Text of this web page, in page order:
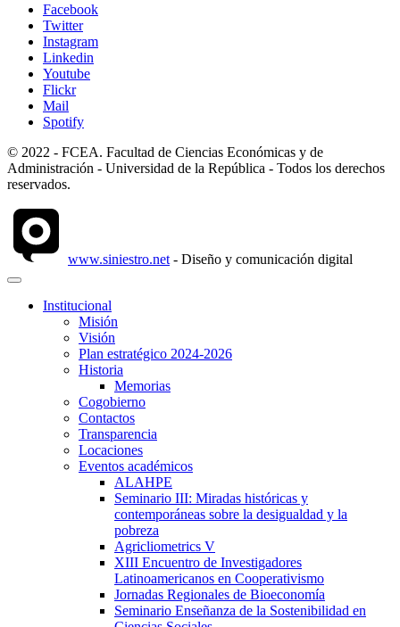
Facebook
Twitter
Instagram
Linkedin
Youtube
Flickr
Mail
Spotify
© 2022 - FCEA. Facultad de Ciencias Económicas y de
Administración - Universidad de la República - Todos los derechos
reservados.
www.siniestro.net - Diseño y comunicación digital
Institucional
Misión
Visión
Plan estratégico 2024-2026
Historia
Memorias
Cogobierno
Contactos
Transparencia
Locaciones
Eventos académicos
ALAHPE
Seminario III: Miradas históricas y
contemporáneas sobre la desigualdad y la
pobreza
Agricliometrics V
XIII Encuentro de Investigadores
Latinoamericanos en Cooperativismo
Jornadas Regionales de Bioeconomía
Seminario Enseñanza de la Sostenibilidad en